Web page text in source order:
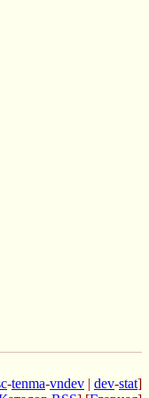
-tenma-vndev | dev-stat]